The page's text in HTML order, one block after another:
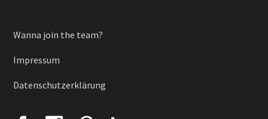
Wanna join the team?
Impressum
Datenschutzerklärung